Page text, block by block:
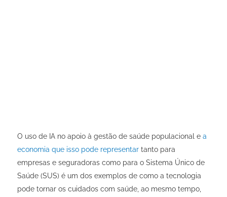
O uso de IA no apoio à gestão de saúde populacional e a
economia que isso pode representartanto para
empresas e seguradoras como para o Sistema Único de
Saúde (SUS) é um dos exemplos de como a tecnologia
pode tornar os cuidados com saúde, ao mesmo tempo,